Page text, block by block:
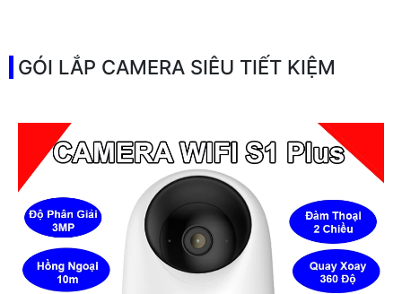
GÓI LẮP CAMERA SIÊU TIẾT KIỆM